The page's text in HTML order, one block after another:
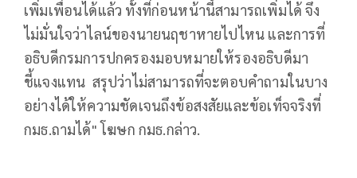
เพิ่มเพื่อนได้แล้ว ทั้งที่ก่อนหน้านี้สามารถเพิ่มได้ จึง
ไม่มั่นใจว่าไลน์ของนายนฤชาหายไปไหน และการที่
อธิบดีกรมการปกครองมอบหมายให้รองอธิบดีมา
ชี้แจงแทน สรุปว่าไม่สามารถที่จะตอบคำถามในบาง
อย่างได้ให้ความชัดเจนถึงข้อสงสัยและข้อเท็จจริงที่
กมธ.ถามได้" โฆษก กมธ.กล่าว.